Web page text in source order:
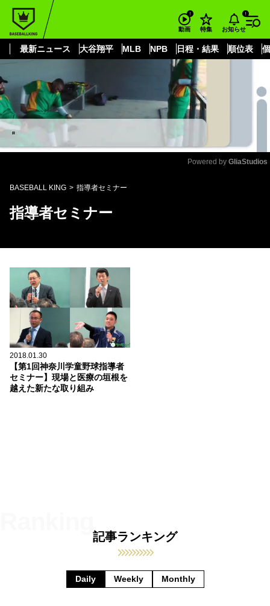
動画 特集 お知らせ
最新ニュース 大谷翔平 MLB NPB 日程・結果 順位表
もっと見る
Powered by GliaStudios
BASEBALL KING 指導者セミナー
指導者セミナー
2018.01.30
【第1回神奈川学童野球指導者
セミナー】現場と医療の垣根を
越えた新たな取り組み
記事ランキング
Daily Weekly Monthly